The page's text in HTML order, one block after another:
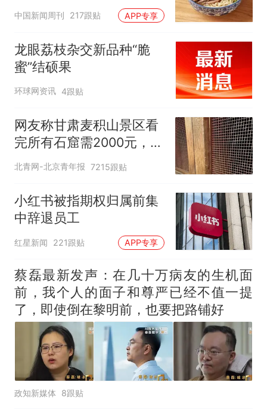
中国新闻周刊 217跟贴 APP专享
龙眼荔枝杂交新品种“脆
蜜”结硕果
环球网资讯 4跟贴
网友称甘肃麦积山景区看
完所有石窟需2000元，景
区：部分石窟受特别保
护，游客可按需买
北青网-北京青年报 7215跟贴
小红书被指期权归属前集
中辞退员工
红星新闻 221跟贴 APP专享
蔡磊最新发声：在几十万病友的生机面
前，我个人的面子和尊严已经不值一提
了，即使倒在黎明前，也要把路铺好
政知新媒体 8跟贴